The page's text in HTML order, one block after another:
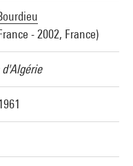
- 2002, France)
d'Algérie